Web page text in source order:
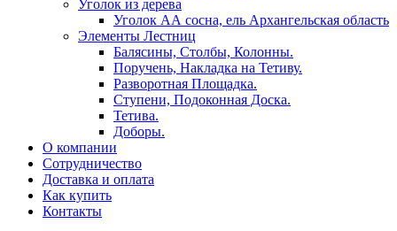
Уголок из дерева
Уголок АА сосна, ель Архангельская область
Элементы Лестниц
Балясины, Столбы, Колонны.
Поручень, Накладка на Тетиву.
Разворотная Площадка.
Ступени, Подоконная Доска.
Тетива.
Доборы.
О компании
Сотрудничество
Доставка и оплата
Как купить
Контакты